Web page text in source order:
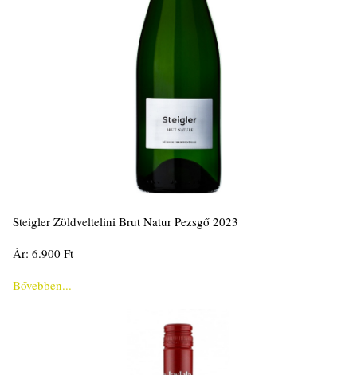
Steigler Zöldveltelini Brut Natur Pezsgő 2023
Ár: 6.900 Ft
Bővebben...